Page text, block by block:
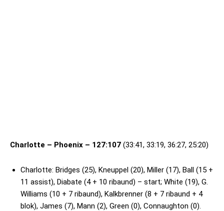
Charlotte – Phoenix – 127:107 (33:41, 33:19, 36:27, 25:20)
Charlotte: Bridges (25), Kneuppel (20), Miller (17), Ball (15 +
11 assist), Diabate (4 + 10 ribaund) – start; White (19), G.
Williams (10 + 7 ribaund), Kalkbrenner (8 + 7 ribaund + 4
blok), James (7), Mann (2), Green (0), Connaughton (0).